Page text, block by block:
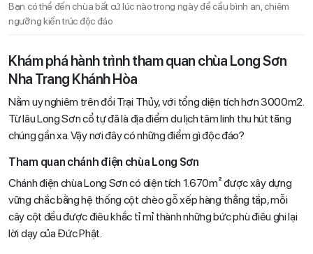
Bạn có thể đến chùa bất cứ lúc nào trong ngày để cầu bình an, chiêm
ngưỡng kiến trúc độc đáo
Khám phá hành trình tham quan chùa Long Sơn
Nha Trang Khánh Hòa
Nằm uy nghiêm trên đồi Trại Thủy, với tổng diện tích hơn 3000m2.
Từ lâu Long Sơn cổ tự đã là địa điểm du lịch tâm linh thu hút tăng
chúng gần xa. Vậy nơi đây có những điểm gì độc đáo?
Tham quan chánh điện chùa Long Sơn
Chánh điện chùa Long Sơn có diện tích 1.670m² được xây dựng
vững chắc bằng hệ thống cột chèo gỗ xếp hàng thẳng tắp, mỗi
cây cột đều được điêu khắc tỉ mỉ thành những bức phù điêu ghi lại
lời dạy của Đức Phật.